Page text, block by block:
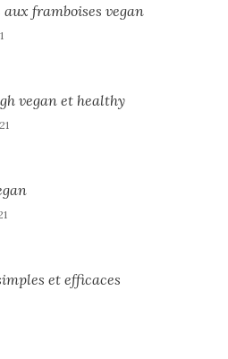
framboises vegan
vegan et healthy
et efficaces